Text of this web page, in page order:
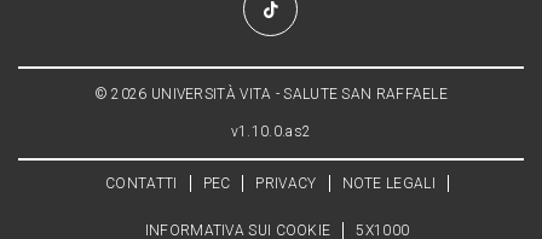
© 2026 UNIVERSITÀ VITA - SALUTE SAN RAFFAELE
v1.10.0.as2
CONTATTI PEC PRIVACY NOTE LEGALI
INFORMATIVA SUI COOKIE 5X1000